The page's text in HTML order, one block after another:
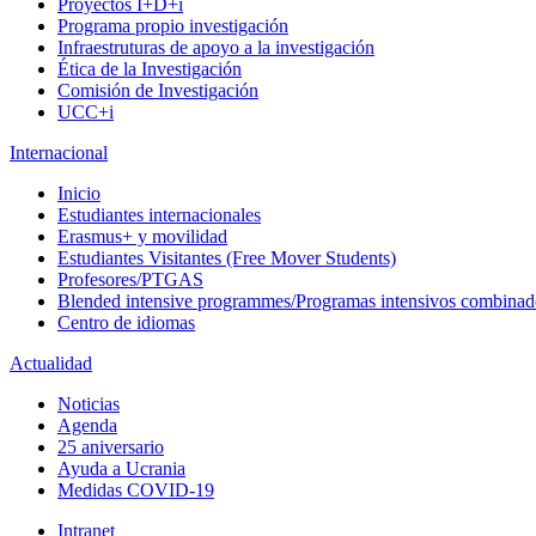
Proyectos I+D+i
Programa propio investigación
Infraestruturas de apoyo a la investigación
Ética de la Investigación
Comisión de Investigación
UCC+i
Internacional
Inicio
Estudiantes internacionales
Erasmus+ y movilidad
Estudiantes Visitantes (Free Mover Students)
Profesores/PTGAS
Blended intensive programmes/Programas intensivos
Centro de idiomas
Actualidad
Noticias
Agenda
25 aniversario
Ayuda a Ucrania
Medidas COVID-19
Intranet